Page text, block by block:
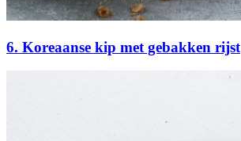
6. Koreaanse kip met gebakken rijst